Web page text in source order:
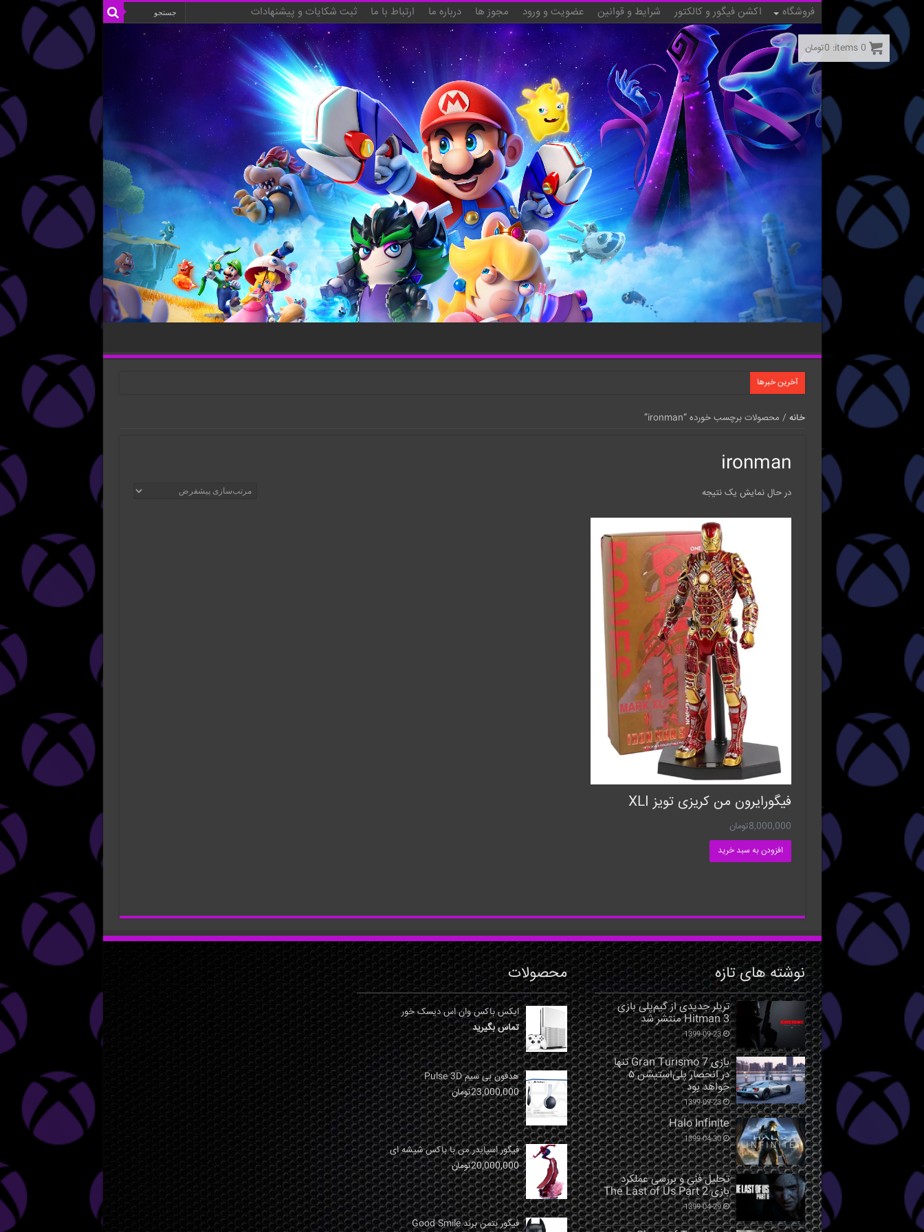
فروشگاه اکشن فیگور و کالکتور شرایط و قوانین عضویت و ورود مجوز ها درباره ما ارتباط با ما ثبت شکایات و پیشنهادات
آخرین خبرها
خانه / محصولات برچسب خورده “ironman”
ironman
در حال نمایش یک نتیجه
فیگورایرون من کریزی تویز XLI
8,000,000تومان
افزودن به سبد خرید
نوشته های تازه
تریلر جدیدی از گیم‌پلی بازی
Hitman 3 منتشر شد
1399-09-23
بازی Gran Turismo 7 تنها
در انحصار پلی‌استیشن ۵
خواهد بود
1399-09-23
Halo Infinite
1399-04-30
تحلیل فنی و بررسی عملکرد
بازی The Last of Us Part 2
1399-04-29
محصولات
ایکس باکس وان اس دیسک خور
تماس بگیرید
هدفون بی سیم Pulse 3D
23,000,000تومان
فیگور اسپایدر من با باکس شیشه ای
20,000,000تومان
فیگور بتمن برند Good Smile
0
items:
0تومان